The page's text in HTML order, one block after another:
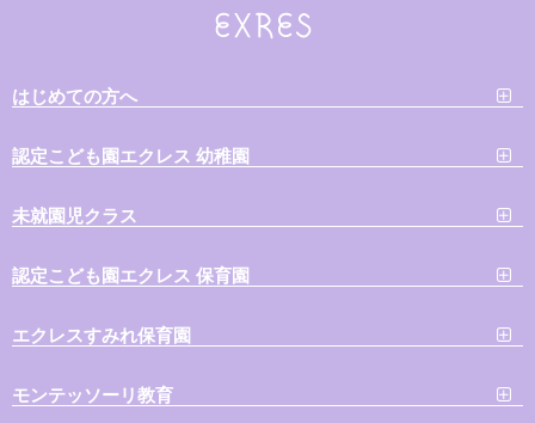
はじめての方へ
認定こども園エクレス 幼稚園
未就園児クラス
認定こども園エクレス 保育園
エクレスすみれ保育園
モンテッソーリ教育